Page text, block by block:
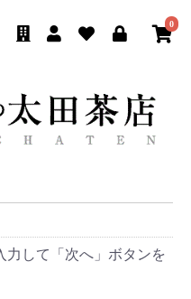
0
力して「次へ」ボタンを